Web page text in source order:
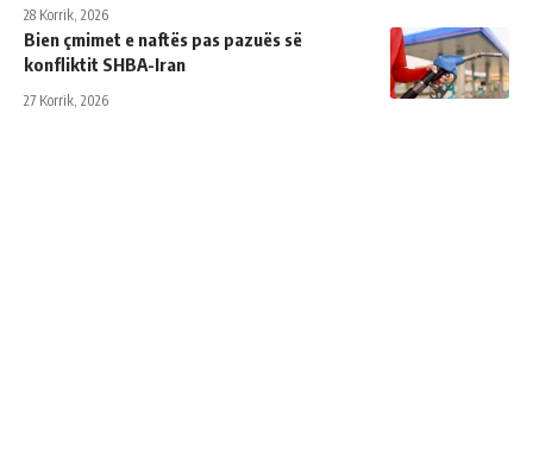
28 Korrik, 2026
Bien çmimet e naftës pas pazuës së
konfliktit SHBA-Iran
27 Korrik, 2026